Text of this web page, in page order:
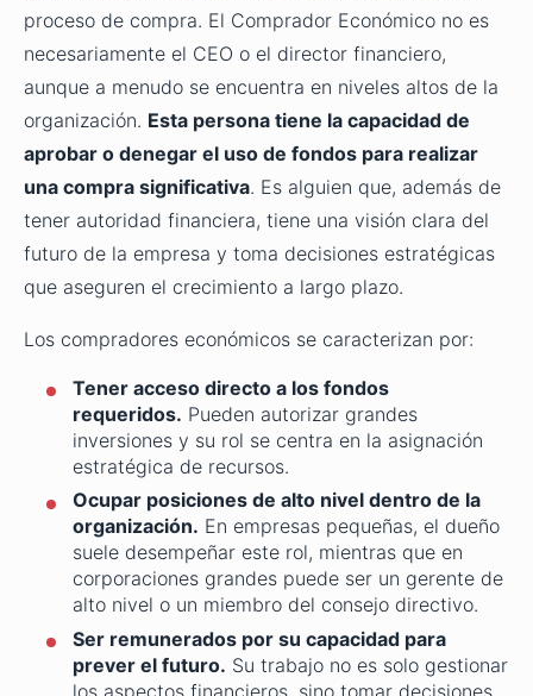
proceso de compra. El Comprador Económico no es
necesariamente el CEO o el director financiero,
aunque a menudo se encuentra en niveles altos de la
organización. Esta persona tiene la capacidad de
aprobar o denegar el uso de fondos para realizar
una compra significativa. Es alguien que, además de
tener autoridad financiera, tiene una visión clara del
futuro de la empresa y toma decisiones estratégicas
que aseguren el crecimiento a largo plazo.
Los compradores económicos se caracterizan por:
Tener acceso directo a los fondos
requeridos. Pueden autorizar grandes
inversiones y su rol se centra en la asignación
estratégica de recursos.
Ocupar posiciones de alto nivel dentro de la
organización. En empresas pequeñas, el dueño
suele desempeñar este rol, mientras que en
corporaciones grandes puede ser un gerente de
alto nivel o un miembro del consejo directivo.
Ser remunerados por su capacidad para
prever el futuro. Su trabajo no es solo gestionar
los aspectos financieros, sino tomar decisiones